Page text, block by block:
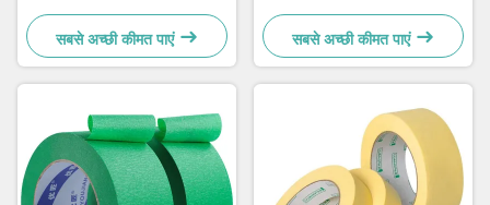
सुरक्षा के लिए
सबसे अच्छी कीमत पाएं
मोटाई के साथ
सबसे अच्छी कीमत पाएं